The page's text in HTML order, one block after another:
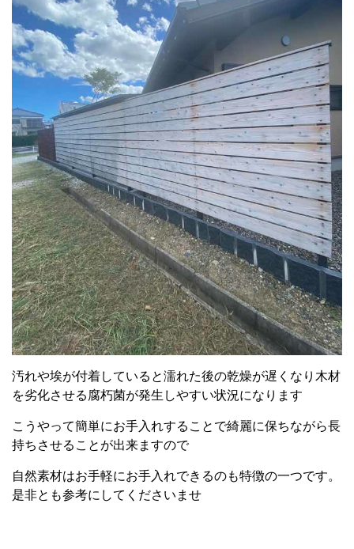
汚れや埃が付着していると濡れた後の乾燥が遅くなり木材
を劣化させる腐朽菌が発生しやすい状況になります
こうやって簡単にお手入れすることで綺麗に保ちながら長
持ちさせることが出来ますので
自然素材はお手軽にお手入れできるのも特徴の一つです。
是非とも参考にしてくださいませ